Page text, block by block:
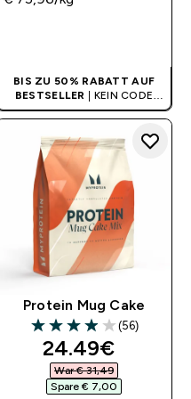
BIS ZU 50% RABATT AUF
BESTSELLER
| KEIN CODE
BENÖTIGT
Protein Mug Cake
3.96 out of 5 stars
(56)
discounted
24.49€‎
War € 31,49‎
Spare € 7,00‎